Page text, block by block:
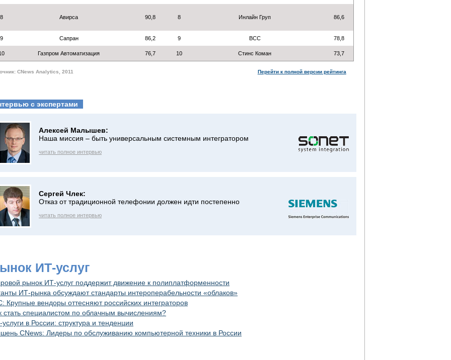
8 Авирса 90,8 8 Инлайн Груп 86,6
9 Сапран 86,2 9 BCC 78,8
Газпром Автоматизация 76,7 10 Стинс Коман 73,7
CNews Analytics, 2011 Перейти к полной версии рейтинга
с экспертами
Алексей Малышев:
Наша миссия – быть универсальным системным интегратором
читать полное интервью
Сергей Члек:
Отказ от традиционной телефонии должен идти постепенно
читать полное интервью
ИТ-услуг
рынок ИТ-услуг поддержит движение к полиплатформенности
ИТ-рынка обсуждают стандарты интероперабельности «облаков»
Крупные вендоры оттесняют российских интеграторов
стать специалистом по облачным вычислениям?
в России: структура и тенденции
CNews: Лидеры по обслуживанию компьютерной техники в России